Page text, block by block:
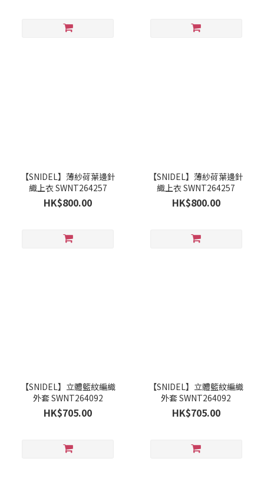
【SNIDEL】薄紗荷葉邊針
織上衣 SWNT264257
HK$800.00
【SNIDEL】薄紗荷葉邊針
織上衣 SWNT264257
HK$800.00
【SNIDEL】立體籃紋編織
外套 SWNT264092
HK$705.00
【SNIDEL】立體籃紋編織
外套 SWNT264092
HK$705.00